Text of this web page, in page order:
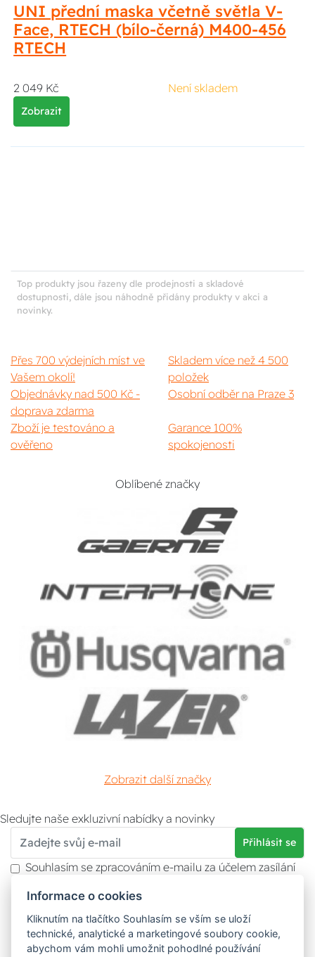
UNI přední maska včetně světla V-
Face, RTECH (bílo-černá) M400-456
RTECH
2 049 Kč Není skladem
Zobrazit
Top produkty jsou řazeny dle prodejnosti a skladové
dostupnosti, dále jsou náhodně přidány produkty v akci a
novinky.
Přes 700 výdejních míst ve
Vašem okolí!
Skladem více než 4 500
položek
Objednávky nad 500 Kč -
doprava zdarma
Osobní odběr na Praze 3
Zboží je testováno a
ověřeno
Garance 100%
spokojenosti
Oblíbené značky
Zobrazit další značky
Sledujte naše exkluzivní nabídky a novinky
Přihlásit se
Souhlasím se zpracováním e-mailu za účelem zasílání
Více informací naleznete v
údajů . Souhlas můžete kdykoliv odvolat.
Informace o cookies
Kliknutím na tlačítko Souhlasím se vším se uloží
technické, analytické a marketingové soubory cookie,
abychom vám mohli umožnit pohodlné používání